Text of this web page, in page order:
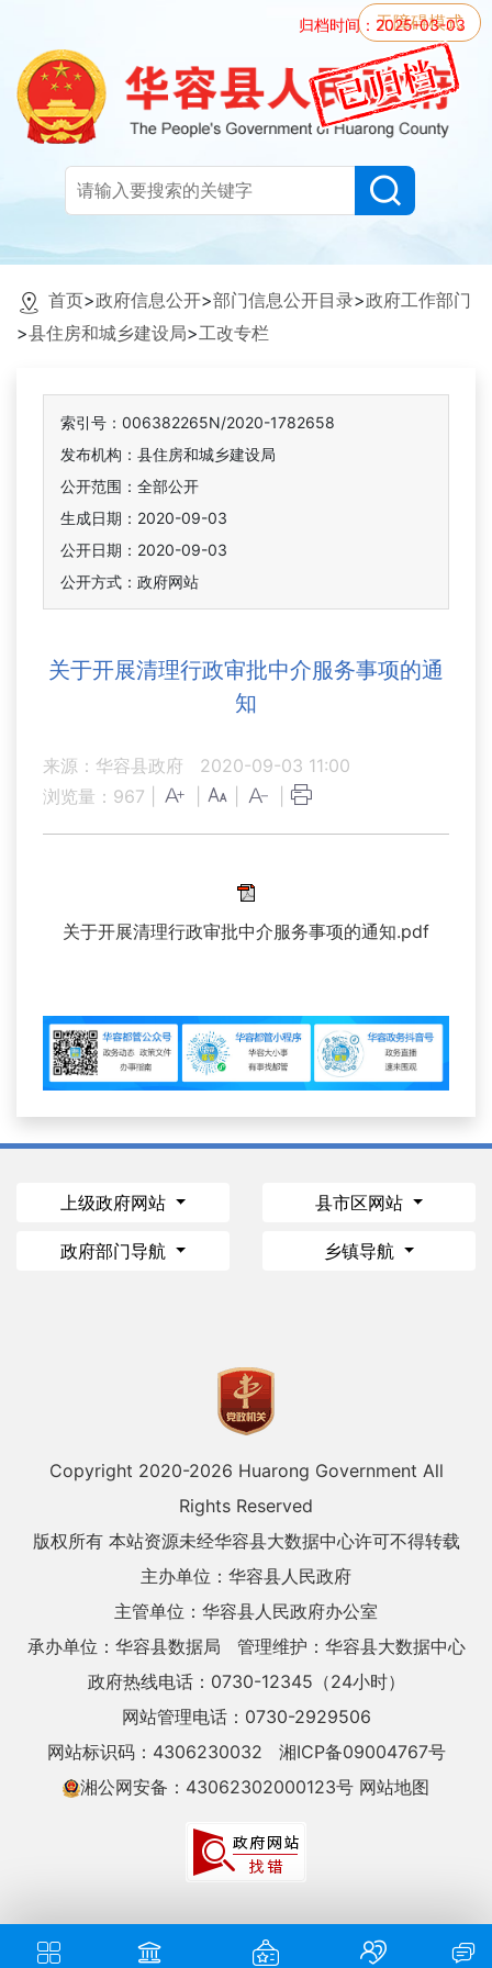
归档时间：2025-03-03
无障碍模式
首页>政府信息公开>部门信息公开目录>政府工作部门
>县住房和城乡建设局>工改专栏
索引号：006382265N/2020-1782658
发布机构：县住房和城乡建设局
公开范围：全部公开
生成日期：2020-09-03
公开日期：2020-09-03
公开方式：政府网站
关于开展清理行政审批中介服务事项的通
知
来源：华容县政府
2020-09-03 11:00
浏览量： 967
关于开展清理行政审批中介服务事项的通知.pdf
上级政府网站 县市区网站
政府部门导航 乡镇导航
Copyright 2020-2026 Huarong Government All
Rights Reserved
版权所有 本站资源未经华容县大数据中心许可不得转载
主办单位：华容县人民政府
主管单位：华容县人民政府办公室
承办单位：华容县数据局
管理维护：华容县大数据中心
政府热线电话：0730-12345（24小时）
网站管理电话：0730-2929506
网站标识码：4306230032
湘ICP备09004767号
湘公网安备：43062302000123号 网站地图